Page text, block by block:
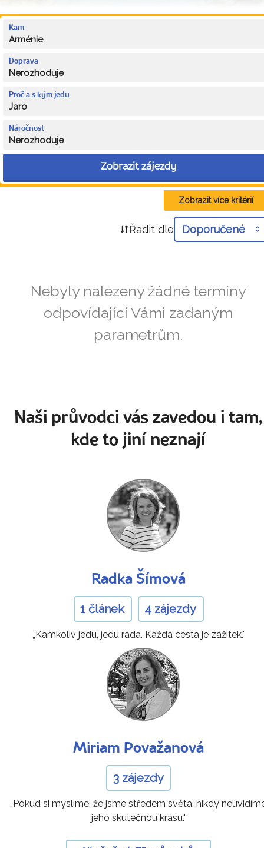
Kam
Arménie
Doprava
Nerozhoduje
Proč a s kým jedu
Jaro
Náročnost
Nerozhoduje
Zobrazit zájezdy
Zobrazit více kritérií
Řadit dle Doporučené
Nebyly nalezeny žádné termíny
odpovídající Vámi zadaným
parametrům.
Naši průvodci vás zavedou i tam,
kde to jiní neznají
Radka Šímová
1 článek 4 zájezdy
„Kamkoliv jedu, jedu ráda. Každá cesta je zážitek."
Miriam Považanová
3 zájezdy
„Pokud si myslíme, že jsme středem světa, nikdy
jeho skutečnou krásu."